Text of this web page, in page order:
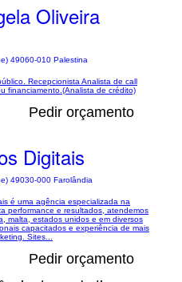
Oliveira
49060-010 Palestina
Recepcionista Analista de call
financiamento.(Analista de crédito)
Pedir orçamento
Digitais
49030-000 Farolândia
é uma agência especializada na
performance e resultados, atendemos
malta, estados unidos e em diversos
capacitados e experiência de mais
Sites...
Pedir orçamento